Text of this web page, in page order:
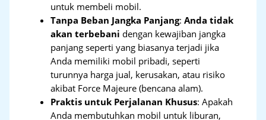
untuk membeli mobil.
Tanpa Beban Jangka Panjang:Anda tidak
akan terbebani dengan kewajiban jangka
panjang seperti yang biasanya terjadi jika
Anda memiliki mobil pribadi, seperti
turunnya harga jual, kerusakan, atau risiko
akibat Force Majeure (bencana alam).
Praktis untuk Perjalanan Khusus: Apakah
Anda membutuhkan mobil untuk liburan,